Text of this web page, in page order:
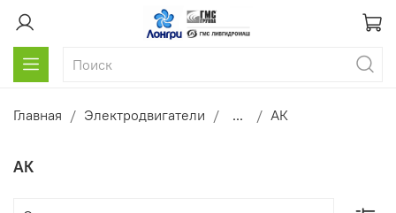
Главная Электродвигатели ... АК
АК